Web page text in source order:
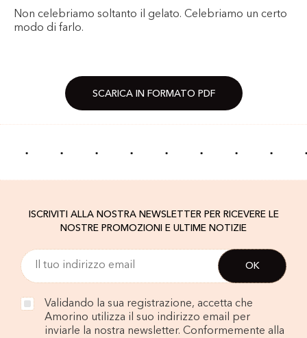
Non celebriamo soltanto il gelato. Celebriamo un certo
modo di farlo.
SCARICA IN FORMATO PDF
· · · · · · · ·
ISCRIVITI ALLA NOSTRA NEWSLETTER PER RICEVERE LE
NOSTRE PROMOZIONI E ULTIME NOTIZIE
Validando la sua registrazione, accetta che
Amorino utilizza il suo indirizzo email per
inviarle la nostra newsletter. Conformemente alla